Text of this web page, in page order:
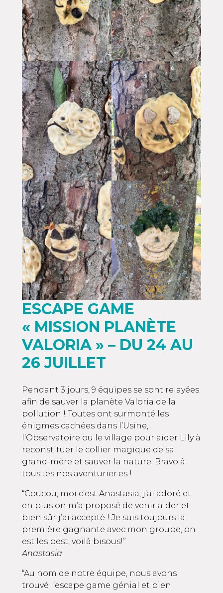
ESCAPE GAME
« MISSION PLANÈTE
VALORIA » – DU 24 AU
26 JUILLET
Pendant 3 jours, 9 équipes se sont relayées
afin de sauver la planète Valoria de la
pollution ! Toutes ont surmonté les
énigmes cachées dans l’Usine,
l’Observatoire ou le village pour aider Lily à
reconstituer le collier magique de sa
grand-mère et sauver la nature. Bravo à
tous·tes nos aventurier·es !
“Coucou, moi c’est Anastasia, j’ai adoré et
en plus on m’a proposé de venir aider et
bien sûr j’ai accepté ! Je suis toujours la
première gagnante avec mon groupe, on
est les best, voilà bisous!”
Anastasia
“Au nom de notre équipe, nous avons
trouvé l’escape game génial et bien